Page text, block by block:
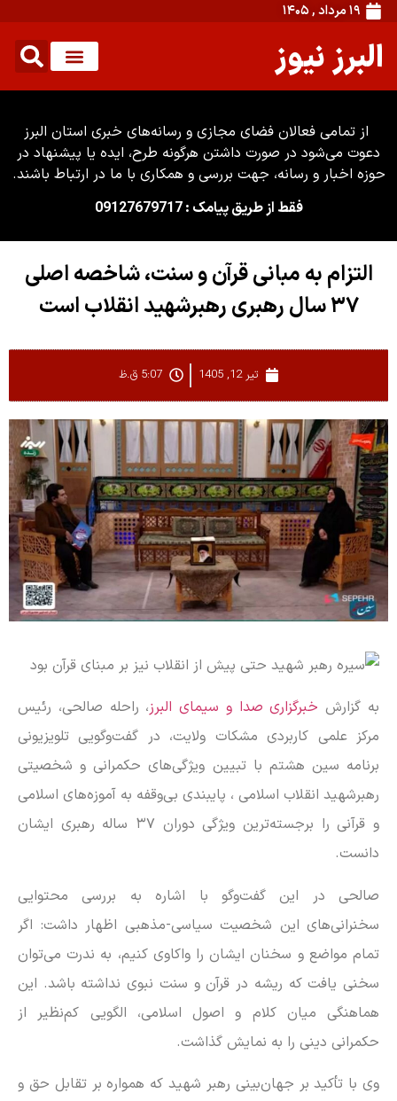
۱۹ مرداد , ۱۴۰۵
البرز نیوز
از تمامی فعالان فضای مجازی و رسانه‌های خبری استان البرز
دعوت می‌شود در صورت داشتن هرگونه طرح، ایده یا پیشنهاد در
حوزه اخبار و رسانه، جهت بررسی و همکاری با ما در ارتباط باشند.
فقط از طریق پیامک : 09127679717
التزام به مبانی قرآن و سنت، شاخصه اصلی
۳۷ سال رهبری رهبرشهید انقلاب است
تیر 12, 1405 5:07 ق.ظ
به گزارش خبرگزاری صدا و سیمای البرز، راحله صالحی، رئیس
مرکز علمی کاربردی مشکات ولایت، در گفت‌وگویی تلویزیونی
برنامه سین هشتم با تبیین ویژگی‌های حکمرانی و شخصیتی
رهبرشهید انقلاب اسلامی ، پایبندی بی‌وقفه به آموزه‌های اسلامی
و قرآنی را برجسته‌ترین ویژگی دوران ۳۷ ساله رهبری ایشان
دانست.
صالحی در این گفت‌و‌گو با اشاره به بررسی محتوایی
سخنرانی‌های این شخصیت سیاسی-مذهبی اظهار داشت: اگر
تمام مواضع و سخنان ایشان را واکاوی کنیم، به ندرت می‌توان
سخنی یافت که ریشه در قرآن و سنت نبوی نداشته باشد. این
هماهنگی میان کلام و اصول اسلامی، الگویی کم‌نظیر از
حکمرانی دینی را به نمایش گذاشت.
وی با تأکید بر جهان‌بینی رهبر شهید که همواره بر تقابل حق و